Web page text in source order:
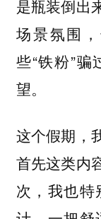
是瓶装倒出
场景氛围
些“铁粉”
望。
这个假期，
首先这类内
次，我也特